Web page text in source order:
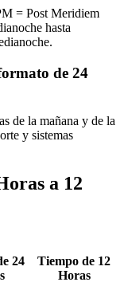
= Post Meridiem
hasta
de 24
de la mañana y de la
y sistemas
a 12
24
Tiempo de 12
Horas